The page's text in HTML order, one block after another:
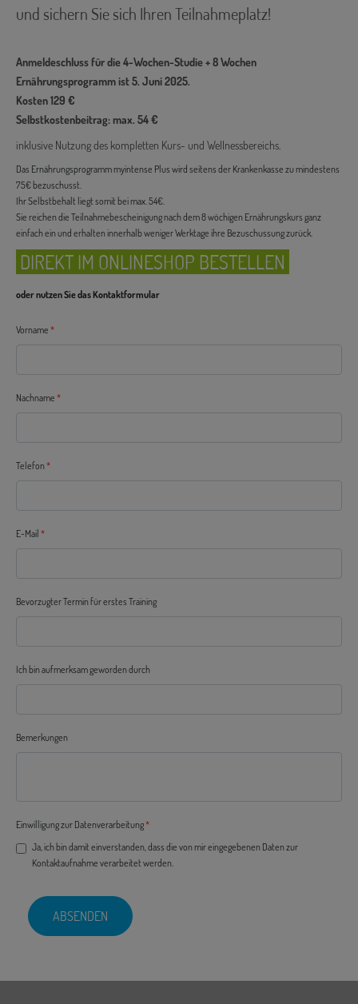
und sichern Sie sich Ihren Teilnahmeplatz!
Anmeldeschluss für die 4-Wochen-Studie + 8 Wochen
Ernährungsprogramm ist 5. Juni 2025.
Kosten 129 €
Selbstkostenbeitrag: max. 54 €
inklusive Nutzung des kompletten Kurs- und Wellnessbereichs.
Das Ernährungsprogramm myintense Plus wird seitens der Krankenkasse zu mindestens
75€ bezuschusst.
Ihr Selbstbehalt liegt somit bei max. 54€.
Sie reichen die Teilnahmebescheinigung nach dem 8 wöchigen Ernährungskurs ganz
einfach ein und erhalten innerhalb weniger Werktage ihre Bezuschussung zurück.
DIREKT IM ONLINESHOP BESTELLEN
oder nutzen Sie das Kontaktformular
Vorname *
Nachname *
Telefon*
E-Mail *
Bevorzugter Termin für erstes Training
Ich bin aufmerksam geworden durch
Bemerkungen
Einwilligung zur Datenverarbeitung*
Ja, ich bin damit einverstanden, dass die von mir eingegebenen Daten zur
Kontaktaufnahme verarbeitet werden.
ABSENDEN